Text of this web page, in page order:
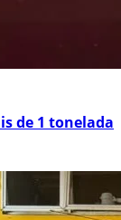
de 1 tonelada